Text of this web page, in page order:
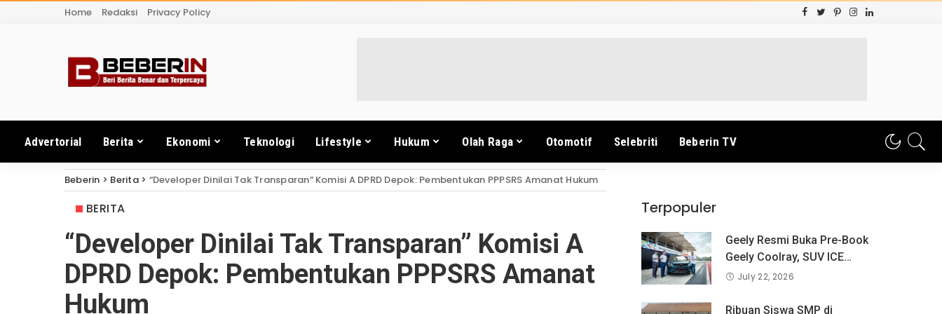
Home Redaksi Privacy Policy
Advertorial Berita Ekonomi Teknologi Lifestyle Hukum Olah Raga Otomotif Selebriti Beberin TV
Beberin > Berita> “Developer Dinilai Tak Transparan” Komisi A DPRD Depok: Pembentukan PPPSRS Amanat Hukum
BERITA
“Developer Dinilai Tak Transparan” Komisi A
DPRD Depok: Pembentukan PPPSRS Amanat
Hukum
Terpopuler
Geely Resmi Buka Pre-Book
Geely Coolray, SUV ICE
Pertama Geely di Indonesia
Juta Pengguna Global.
July 22, 2026
Ribuan Siswa SMP di